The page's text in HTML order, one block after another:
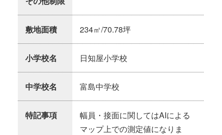
敷地面積 234㎡/70.78坪
小学校名 日知屋小学校
中学校名 富島中学校
特記事項
幅員・接面に関してはAIによる
マップ上での測定値になりま